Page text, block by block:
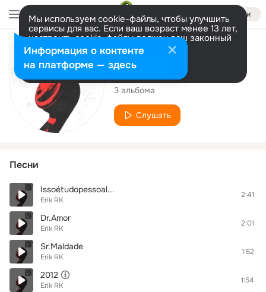
Войти
Мы используем cookie-файлы, чтобы улучшить
сервисы для вас. Если ваш возраст менее 13 лет,
настроить cookie-файлы должен ваш законный
представитель. Больше информации
Разрешить все Настроить
Исполнитель
Erik RK
3 альбома
Слушать
Песни
Issoétudopessoal...
Erik RK
2:41
Dr.Amor
Erik RK
2:01
Sr.Maldade
Erik RK
1:52
2012
Erik RK
1:54
Информация о контенте
на платформе — здесь